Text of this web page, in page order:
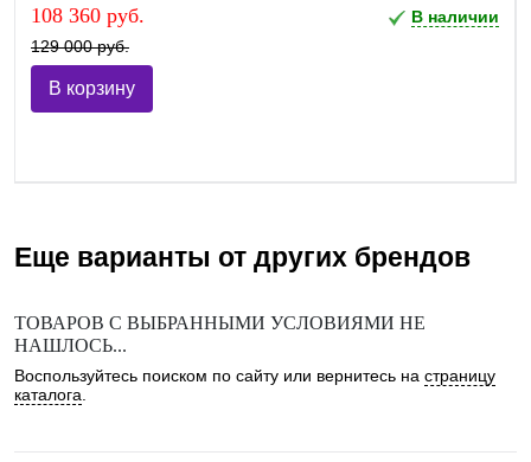
108 360 руб.
129 000 руб.
В наличии
В корзину
Еще варианты от других брендов
ТОВАРОВ С ВЫБРАННЫМИ УСЛОВИЯМИ НЕ
НАШЛОСЬ...
Воспользуйтесь поиском по сайту или вернитесь на страницу
каталога.